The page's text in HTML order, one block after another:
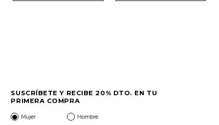
SUSCRÍBETE Y RECIBE 20% DTO. EN TU
PRIMERA COMPRA
Mujer Hombre